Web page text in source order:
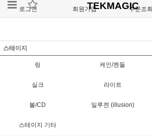
로그인 회원가입 주문조회
TEKMAGIC
스테이지
링 케인/켄들
실크 라이트
볼/CD 일루젼 (illusion)
스테이지 기타